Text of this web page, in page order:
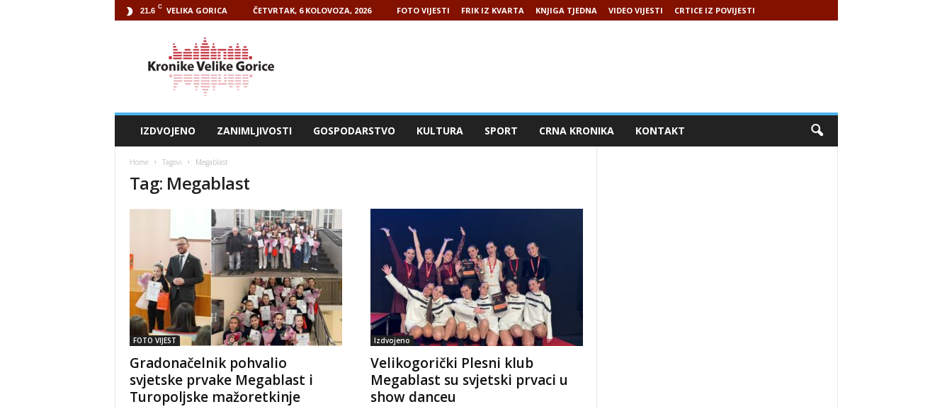
21.6 C VELIKA GORICA ČETVRTAK, 6 KOLOVOZA, 2026 FOTO VIJESTI FRIK IZ KVARTA KNJIGA TJEDNA VIDEO VIJESTI CRTICE IZ POVIJESTI
IZDVOJENO ZANIMLJIVOSTI GOSPODARSTVO KULTURA SPORT CRNA KRONIKA KONTAKT
Home Tagovi Megablast
Tag: Megablast
FOTO VIJEST
Gradonačelnik pohvalio
svjetske prvake Megablast i
Turopoljske mažoretkinje
Izdvojeno
Velikogorički Plesni klub
Megablast su svjetski prvaci u
show danceu